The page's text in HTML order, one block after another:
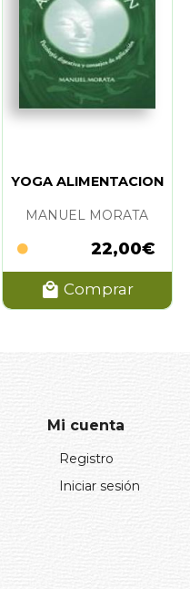
YOGA ALIMENTACION
MANUEL MORATA
22,00€
Comprar
Mi cuenta
Registro
Iniciar sesión